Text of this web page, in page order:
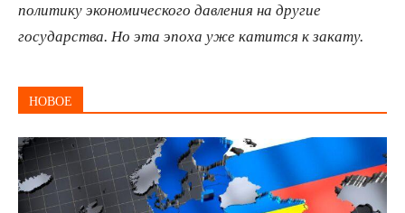
политику экономического давления на другие
государства. Но эта эпоха уже катится к закату.
НОВОЕ